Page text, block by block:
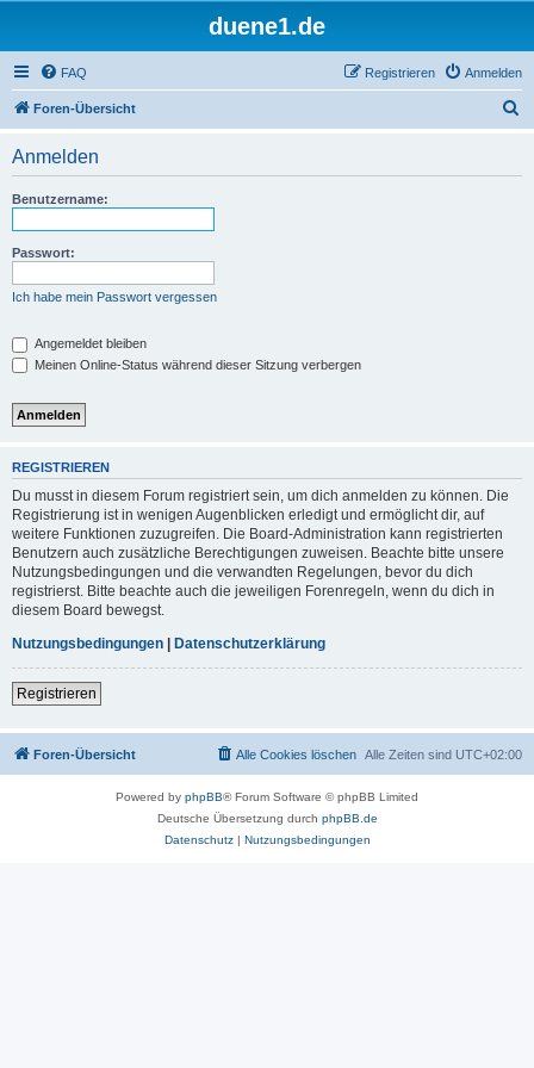
duene1.de
FAQ Anmelden
Registrieren
Foren-Übersicht
Anmelden
Benutzername:
Passwort:
Ich habe mein Passwort vergessen
Angemeldet bleiben
Meinen Online-Status während dieser Sitzung verbergen
REGISTRIEREN
Du musst in diesem Forum registriert sein, um dich anmelden zu können. Die
Registrierung ist in wenigen Augenblicken erledigt und ermöglicht dir, auf
weitere Funktionen zuzugreifen. Die Board-Administration kann registrierten
Benutzern auch zusätzliche Berechtigungen zuweisen. Beachte bitte unsere
Nutzungsbedingungen und die verwandten Regelungen, bevor du dich
registrierst. Bitte beachte auch die jeweiligen Forenregeln, wenn du dich in
diesem Board bewegst.
Nutzungsbedingungen | Datenschutzerklärung
Registrieren
Foren-Übersicht Alle Zeiten sind UTC+02:00
Alle Cookies löschen
Powered by phpBB® Forum Software © phpBB Limited
Deutsche Übersetzung durch phpBB.de
Datenschutz| Nutzungsbedingungen